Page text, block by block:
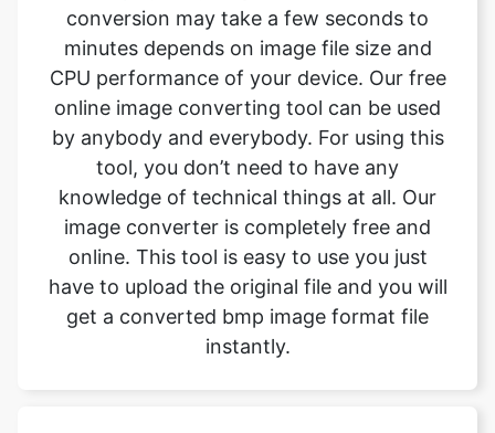
online image converting tool can be used
by anybody and everybody. For using this
tool, you don’t need to have any
knowledge of technical things at all. Our
image converter is completely free and
online. This tool is easy to use you just
have to upload the original file and you will
get a converted bmp image format file
instantly.
What is the advantage of